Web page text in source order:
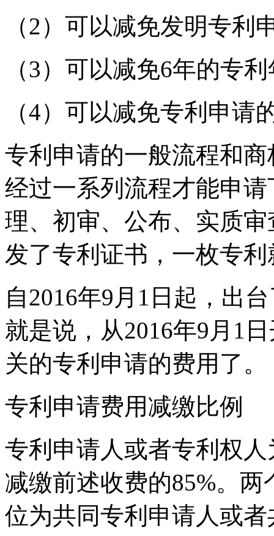
（2）可以减免发明专利
（3）可以减免6年的专
（4）可以减免专利申请
专利申请的一般流程和
经过一系列流程才能申
理、初审、公布、实质
发了专利证书，一枚专
自2016年9月1日起，出
就是说，从2016年9月1
关的专利申请的费用了。
专利申请费用减缴比例
专利申请人或者专利权
减缴前述收费的85%。
位为共同专利申请人或